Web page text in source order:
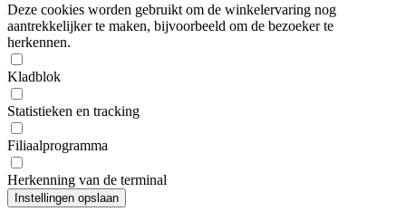
Deze cookies worden gebruikt om de winkelervaring nog
aantrekkelijker te maken, bijvoorbeeld om de bezoeker te
herkennen.
Kladblok
Statistieken en tracking
Filiaalprogramma
Herkenning van de terminal